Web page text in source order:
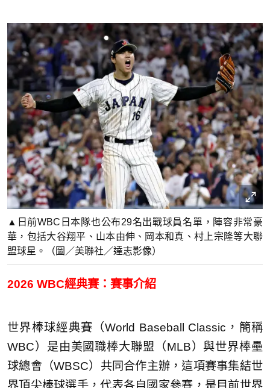
▲日前WBC日本隊也公布29名出戰球員名單，陣容非常豪
華，包括大谷翔平、山本由伸、岡本和真、村上宗隆等大聯
盟球星。（圖／美聯社／達志影像）
2026 WBC經典賽：賽事介紹
世界棒球經典賽（World Baseball Classic，簡稱
WBC）是由美國職棒大聯盟（MLB）與世界棒壘
球總會（WBSC）共同合作主辦，這項賽事集結世
界頂尖棒球選手，代表各自國家參賽，是目前世界